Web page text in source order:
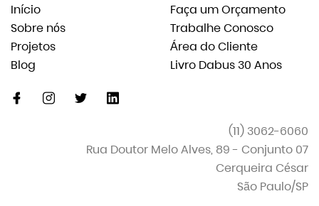
Início
Sobre nós
Projetos
Blog
Faça um Orçamento
Trabalhe Conosco
Área do Cliente
Livro Dabus 30 Anos
facebookinstagramtwitterlinkedin-
(11) 3062-6060
Rua Doutor Melo Alves, 89 - Conjunto 07
Cerqueira César
São Paulo/SP